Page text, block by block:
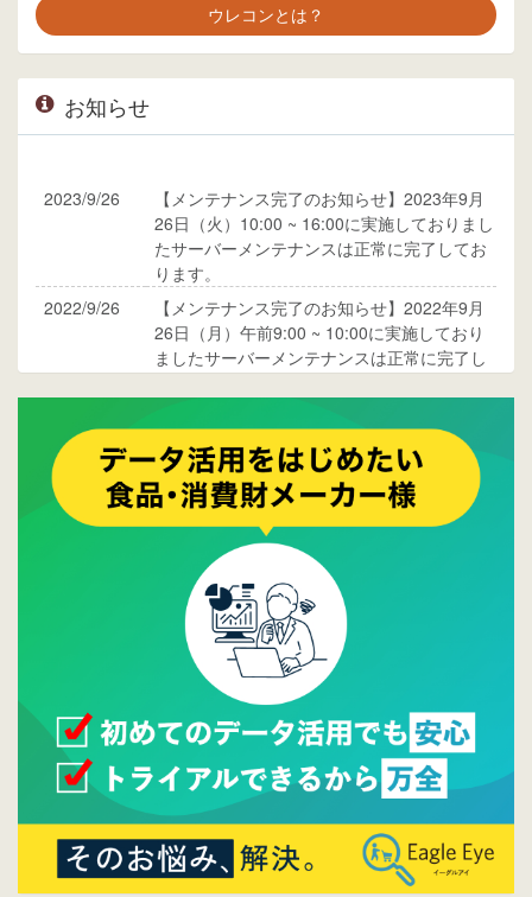
ウレコンとは？
お知らせ
2023/9/26
【メンテナンス完了のお知らせ】2023年9月
26日（火）10:00 ~ 16:00に実施しておりまし
たサーバーメンテナンスは正常に完了してお
ります。
2022/9/26
【メンテナンス完了のお知らせ】2022年9月
26日（月）午前9:00 ~ 10:00に実施しており
ましたサーバーメンテナンスは正常に完了し
ご覧ください。
2015/10/19
ウレコンのサイト機能を大幅バージョンアッ
プ。詳細はこちら。⇒告知ページへ
2015/09/28
ウレコンが機能拡充し、サイトリニューアル
しました。⇒
ウレコンFacebook
Facebookページを開設しました。詳細は
ら。
ウレコンサイトリリースしました。